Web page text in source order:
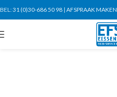
BEL:31 (0)30-686 50 98 | AFSPRAAK MAKEN